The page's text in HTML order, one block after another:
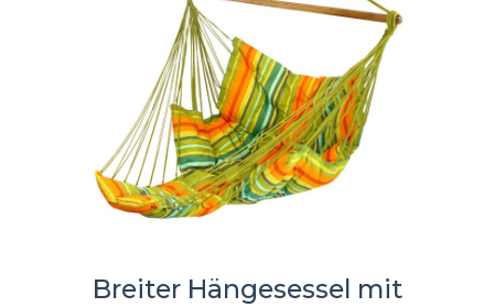
Breiter Hängesessel mit